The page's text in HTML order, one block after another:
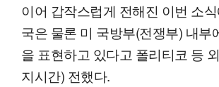
이어 갑작스럽게 전해진 이번 소
국은 물론 미 국방부(전쟁부) 내부
을 표현하고 있다고 폴리티코 등
지시간) 전했다.